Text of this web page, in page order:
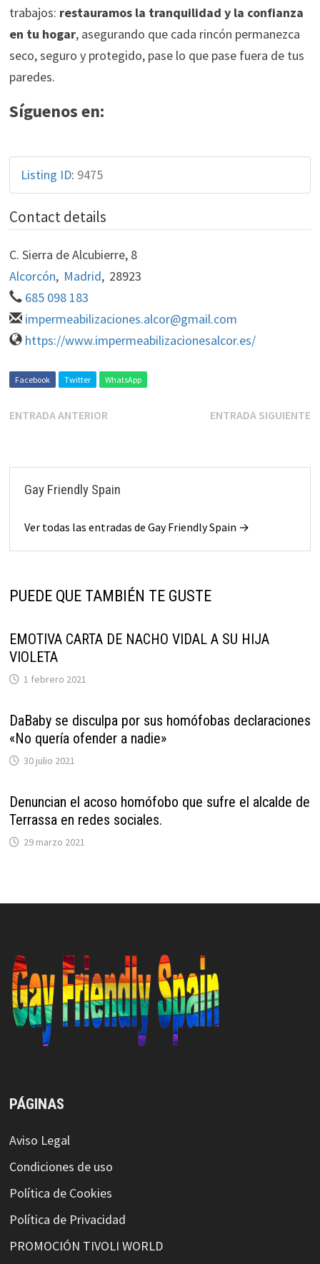
trabajos: restauramos la tranquilidad y la confianza
en tu hogar, asegurando que cada rincón permanezca
seco, seguro y protegido, pase lo que pase fuera de tus
paredes.
Síguenos en:
Listing ID: 9475
Contact details
C. Sierra de Alcubierre, 8
Alcorcón, Madrid, 28923
685 098 183
impermeabilizaciones.alcor@gmail.com
https://www.impermeabilizacionesalcor.es/
Facebook Twitter WhatsApp
ENTRADA ANTERIOR ENTRADA SIGUIENTE
Gay Friendly Spain
Ver todas las entradas de Gay Friendly Spain →
PUEDE QUE TAMBIÉN TE GUSTE
EMOTIVA CARTA DE NACHO VIDAL A SU HIJA
VIOLETA
1 febrero 2021
DaBaby se disculpa por sus homófobas declaraciones
«No quería ofender a nadie»
30 julio 2021
Denuncian el acoso homófobo que sufre el alcalde de
Terrassa en redes sociales.
29 marzo 2021
PÁGINAS
Aviso Legal
Condiciones de uso
Política de Cookies
Política de Privacidad
PROMOCIÓN TIVOLI WORLD